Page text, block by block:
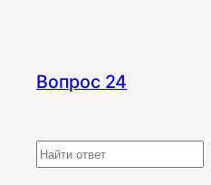
содержимому
Вопрос 24
Поиск